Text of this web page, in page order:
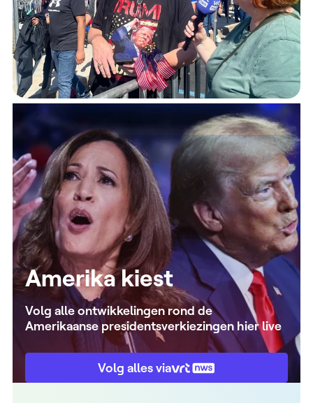
Amerika kiest
Volg alle ontwikkelingen rond de
Amerikaanse presidentsverkiezingen hier live
Volg alles via